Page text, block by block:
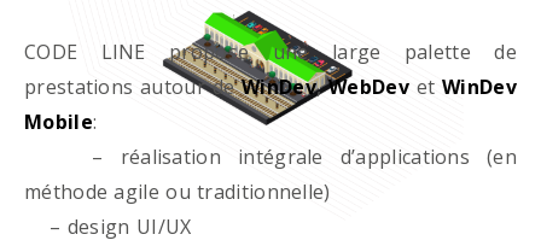
CODE LINE propose une large palette de
prestations autour deWinDev,WebDevet WinDev
Mobile:
– réalisation intégrale d’applications (en
méthode agile ou traditionnelle)
– design UI/UX